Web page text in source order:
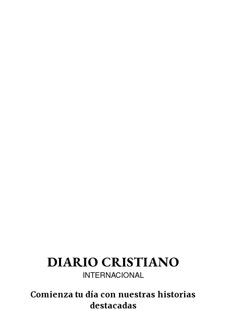
INTERNACIONAL
Comienza tu día con nuestras historias
destacadas